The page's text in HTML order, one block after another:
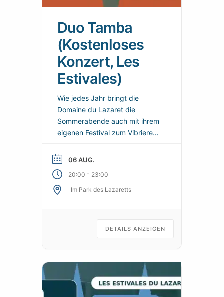
Duo Tamba
(Kostenloses
Konzert, Les
Estivales)
Wie jedes Jahr bringt die
Domaine du Lazaret die
Sommerabende auch mit ihrem
eigenen Festival zum Vibrieren:
Reihe von kostenlosen
Konzerten und musikalischen
Veranstaltungen unter freiem
Himmel, um den Tag nach dem
06 AUG.
20:00 - 23:00
Im Park des Lazaretts
DETAILS ANZEIGEN